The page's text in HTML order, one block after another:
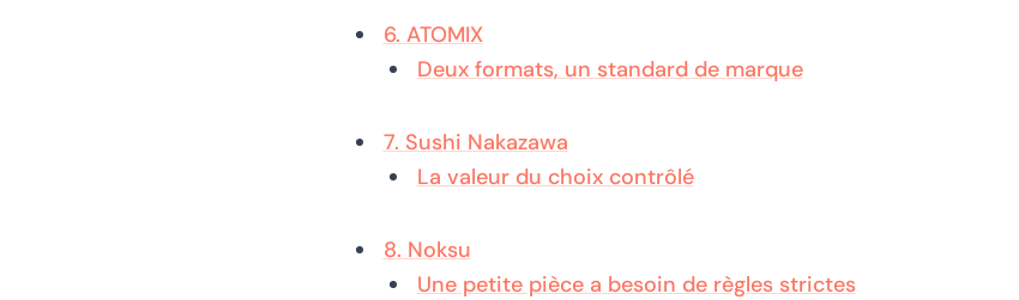
6. ATOMIX
Deux formats, un standard de marque
7. Sushi Nakazawa
La valeur du choix contrôlé
8. Noksu
Une petite pièce a besoin de règles strictes